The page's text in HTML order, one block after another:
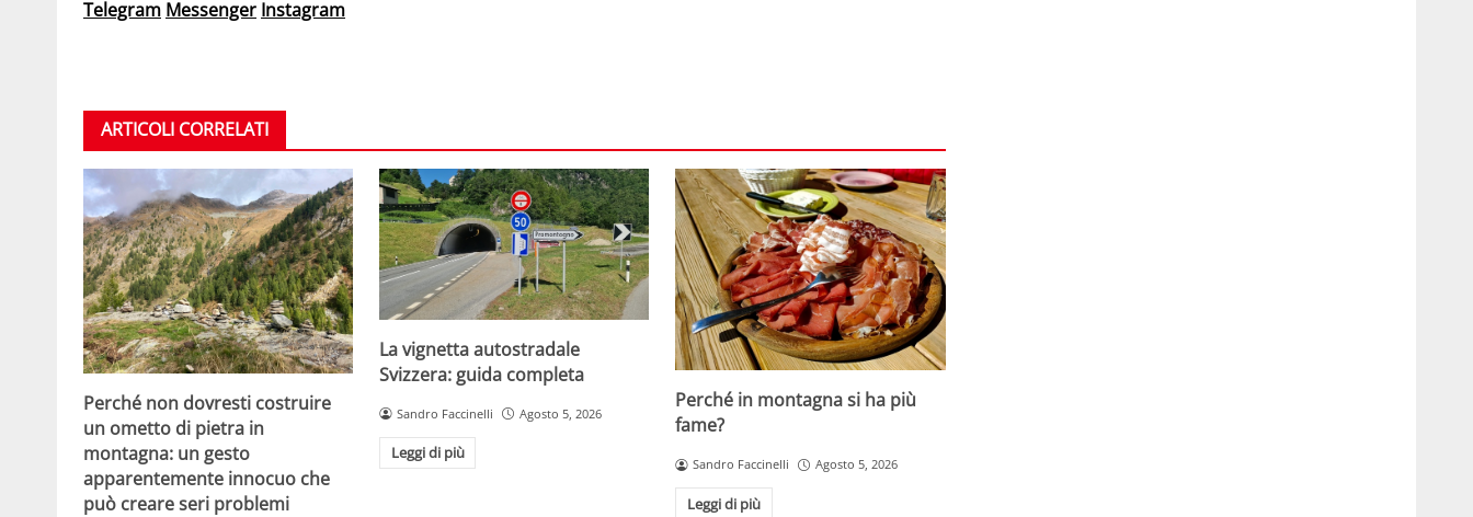
Telegram Messenger Instagram
ARTICOLI CORRELATI
Perché non dovresti costruire
un ometto di pietra in
montagna: un gesto
apparentemente innocuo che
può creare seri problemi
La vignetta autostradale
Svizzera: guida completa
Sandro Faccinelli Agosto 5, 2026
Leggi di più
Perché in montagna si ha più
fame?
Sandro Faccinelli Agosto 5, 2026
Leggi di più